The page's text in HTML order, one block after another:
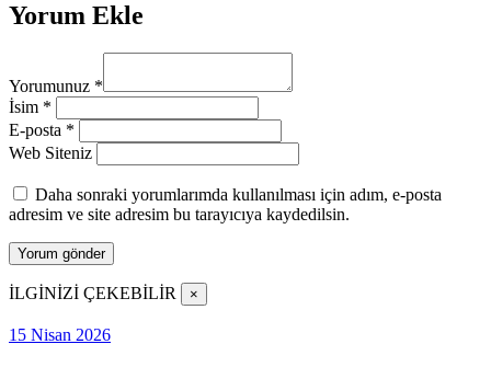
Yorum Ekle
Yorumunuz *
İsim *
E-posta *
Web Siteniz
Daha sonraki yorumlarımda kullanılması için adım, e-posta
adresim ve site adresim bu tarayıcıya kaydedilsin.
İLGİNİZİ ÇEKEBİLİR ×
15 Nisan 2026